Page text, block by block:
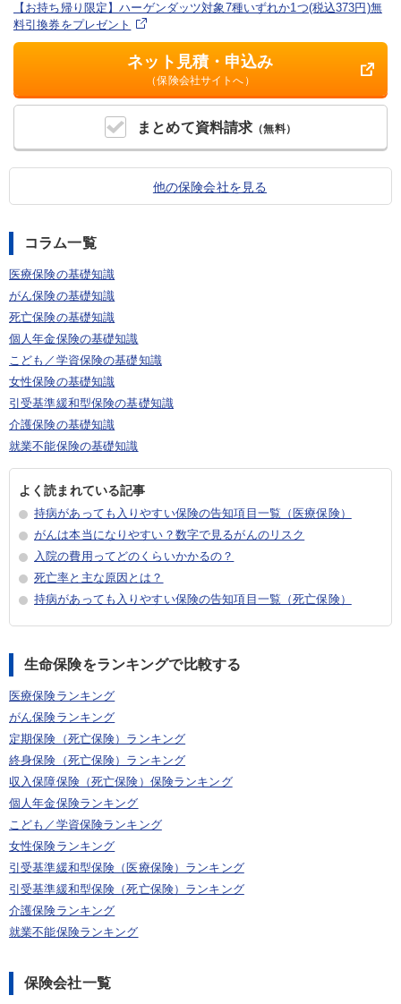
まとめて資料請求 （無料）
ネット見積・申込み
（保険会社サイトへ）
【お持ち帰り限定】ハーゲンダッツ対象7種いずれか1つ(税込373円)無
料引換券をプレゼント
他の保険会社を見る
コラム一覧
医療保険の基礎知識
がん保険の基礎知識
死亡保険の基礎知識
個人年金保険の基礎知識
こども／学資保険の基礎知識
女性保険の基礎知識
引受基準緩和型保険の基礎知識
介護保険の基礎知識
就業不能保険の基礎知識
よく読まれている記事
持病があっても入りやすい保険の告知項目一覧（医療保険）
がんは本当になりやすい？数字で見るがんのリスク
入院の費用ってどのくらいかかるの？
死亡率と主な原因とは？
持病があっても入りやすい保険の告知項目一覧（死亡保険）
生命保険をランキングで比較する
医療保険ランキング
がん保険ランキング
定期保険（死亡保険）ランキング
終身保険（死亡保険）ランキング
収入保障保険（死亡保険）保険ランキング
個人年金保険ランキング
こども／学資保険ランキング
女性保険ランキング
引受基準緩和型保険（医療保険）ランキング
引受基準緩和型保険（死亡保険）ランキング
介護保険ランキング
就業不能保険ランキング
保険会社一覧